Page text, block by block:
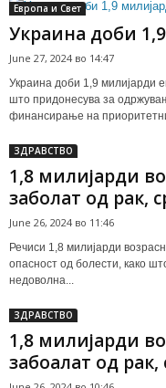
Европа и Свет
Украина доби
June 27, 2024 во 14:47
Украина доби 1,9 милијарди
што придонесува за
финансирање на
ЗДРАВСТВО
1,8 милијарди
заболат од рак,
June 26, 2024 во 11:46
Речиси 1,8 милијарди
опасност од болести, како
недоволна...
ЗДРАВСТВО
1,8 милијарди
забоалат од